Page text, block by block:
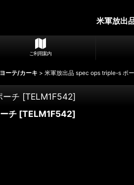
米軍放出
ご利用案内
ーテ/カーキ > 米軍放出品 spec ops triple-s ポ
チ [TELM1F542]
チ [TELM1F542]